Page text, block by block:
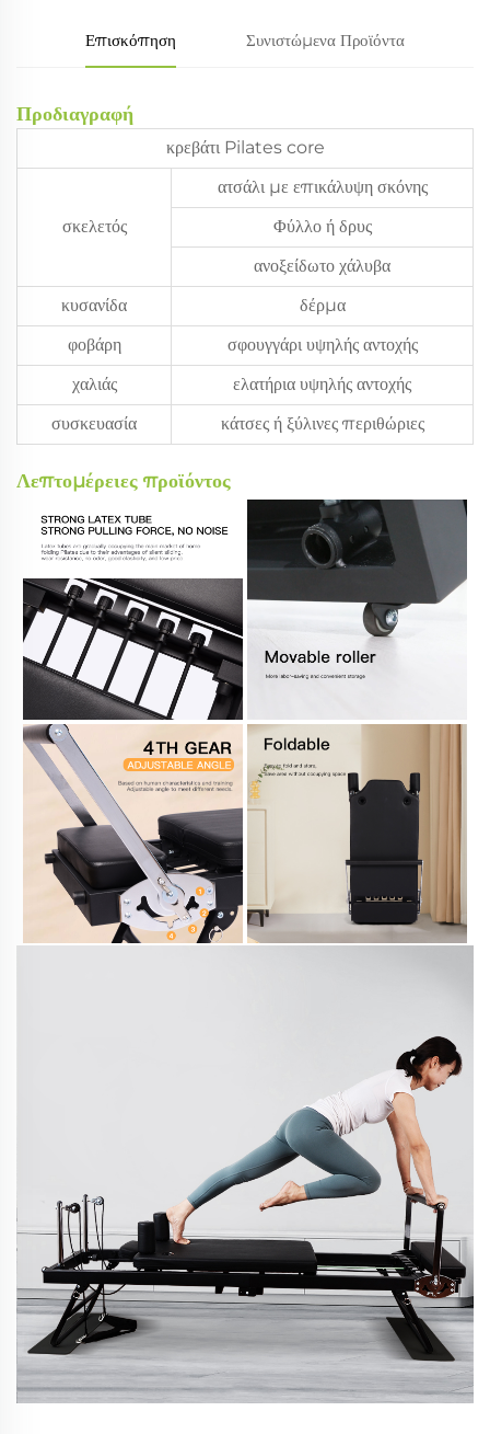
Επισκόπηση Συνιστώμενα Προϊόντα
Προδιαγραφή
κρεβάτι Pilates core
σκελετός
ατσάλι με επικάλυψη σκόνης
Φύλλο ή δρυς
ανοξείδωτο χάλυβα
κυσανίδα
δέρμα
φοβάρη
σφουγγάρι υψηλής αντοχής
χαλιάς
ελατήρια υψηλής αντοχής
συσκευασία
κάτσες ή ξύλινες περιθώριες
Λεπτομέρειες προϊόντος